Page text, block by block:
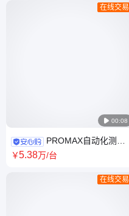
 00:08
在线交易
PROMAX自动化测试
系统场强仪,电视信号分析仪
￥5.38万/台
在线交易